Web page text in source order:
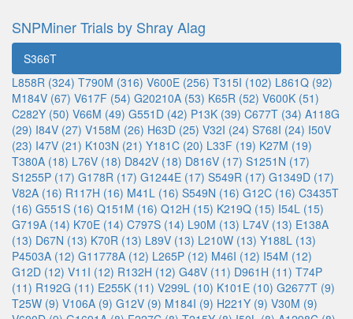
SNPMiner Trials by Shray Alag
S366T
L858R (324) T790M (316) V600E (256) T315I (102) L861Q (92)
M184V (67) V617F (54) G20210A (53) K65R (52) V600K (51)
C282Y (50) V66M (49) G551D (42) P13K (39) C677T (34) A118G
(29) I84V (27) V158M (26) H63D (25) V32I (24) S768I (24) I50V
(23) I47V (21) K103N (21) Y181C (20) L33F (19) K27M (19)
T380A (18) L76V (18) D842V (18) D816V (17) S1251N (17)
S1255P (17) G178R (17) G1244E (17) S549R (17) G1349D (17)
V82A (16) R117H (16) M41L (16) S549N (16) G12C (16) C3435T
(16) G551S (16) Q151M (16) Q12H (15) K219Q (15) I54L (15)
G719A (14) K70E (14) C797S (14) L90M (13) L74V (13) E138A
(13) D67N (13) K70R (13) L89V (13) L210W (13) Y188L (13)
P4503A (12) G11778A (12) L265P (12) M46I (12) I54M (12)
G12D (12) V11I (12) R132H (12) G48V (11) D961H (11) T74P
(11) R192G (11) E255K (11) V299L (10) K101E (10) G2677T (9)
T25W (9) V106A (9) G12V (9) M184I (9) H221Y (9) V30M (9)